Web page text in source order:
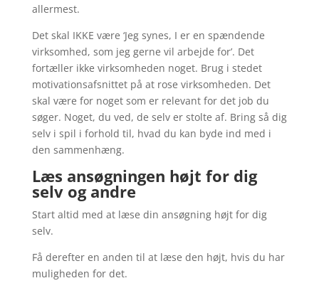
allermest.
Det skal IKKE være ‘Jeg synes, I er en spændende
virksomhed, som jeg gerne vil arbejde for’. Det
fortæller ikke virksomheden noget. Brug i stedet
motivationsafsnittet på at rose virksomheden. Det
skal være for noget som er relevant for det job du
søger. Noget, du ved, de selv er stolte af. Bring så dig
selv i spil i forhold til, hvad du kan byde ind med i
den sammenhæng.
Læs ansøgningen højt for dig
selv og andre
Start altid med at læse din ansøgning højt for dig
selv.
Få derefter en anden til at læse den højt, hvis du har
muligheden for det.